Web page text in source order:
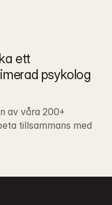
ett
psykolog
av våra 200+
tillsammans med